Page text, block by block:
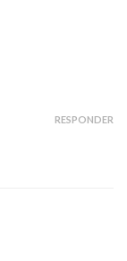
RESPONDER